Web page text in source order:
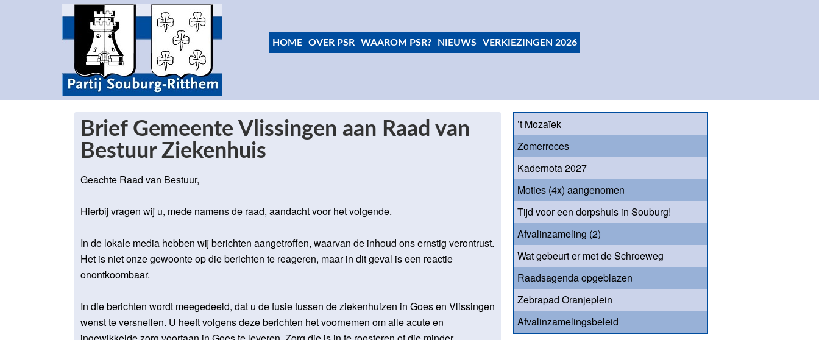
HOME OVER PSR WAAROM PSR? NIEUWS VERKIEZINGEN 2026
Brief Gemeente Vlissingen aan Raad van
Bestuur Ziekenhuis
Geachte Raad van Bestuur,
Hierbij vragen wij u, mede namens de raad, aandacht voor het volgende.
In de lokale media hebben wij berichten aangetroffen, waarvan de inhoud ons ernstig verontrust.
Het is niet onze gewoonte op die berichten te reageren, maar in dit geval is een reactie
onontkoombaar.
In die berichten wordt meegedeeld, dat u de fusie tussen de ziekenhuizen in Goes en Vlissingen
wenst te versnellen. U heeft volgens deze berichten het voornemen om alle acute en
’t Mozaïek
Zomerreces
Kadernota 2027
Moties (4x) aangenomen
Tijd voor een dorpshuis in Souburg!
Afvalinzameling (2)
Wat gebeurt er met de Schroeweg
Raadsagenda opgeblazen
Zebrapad Oranjeplein
Afvalinzamelingsbeleid